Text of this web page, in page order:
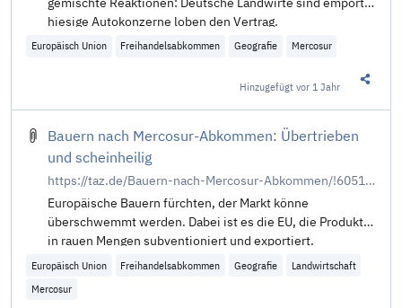
hiesige Autokonzerne loben den Vertrag.
Europäisch Union Freihandelsabkommen Geografie Mercosur
Hinzugefügtvor 1 Jahr
Bauern nach Mercosur-Abkommen: Übertrieben
und scheinheilig
https://taz.de/Bauern-nach-Mercosur-Abkommen/!6051524/
Europäische Bauern fürchten, der Markt könne
überschwemmt werden. Dabei ist es die EU, die Produkte
in rauen Mengen subventioniert und exportiert.
Europäisch Union Freihandelsabkommen Geografie
Landwirtschaft
Mercosur